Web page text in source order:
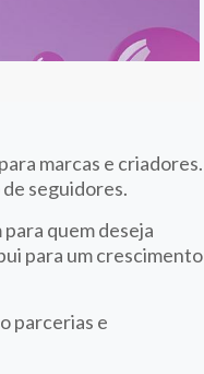
marcas e criadores.
seguidores.
quem deseja
para um crescimento
parcerias e